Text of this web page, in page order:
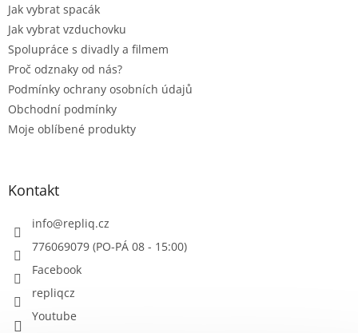
Jak vybrat spacák
Jak vybrat vzduchovku
Spolupráce s divadly a filmem
Proč odznaky od nás?
Podmínky ochrany osobních údajů
Obchodní podmínky
Moje oblíbené produkty
Kontakt
info@repliq.cz
776069079 (PO-PÁ 08 - 15:00)
Facebook
repliqcz
Youtube